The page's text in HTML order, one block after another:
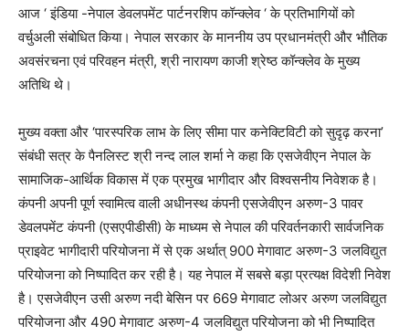
आज ‘ इंडिया -नेपाल डेवलपमेंट पार्टनरशिप कॉन्क्लेव ‘ के प्रतिभागियों को
वर्चुअली संबोधित किया। नेपाल सरकार के माननीय उप प्रधानमंत्री और भौतिक
अवसंरचना एवं परिवहन मंत्री, श्री नारायण काजी श्रेष्ठ कॉन्क्लेव के मुख्य
अतिथि थे।
मुख्‍य वक्ता और ‘पारस्परिक लाभ के लिए सीमा पार कनेक्टिविटी को सुदृढ़ करना’
संबंधी सत्र के पैनलिस्ट श्री नन्‍द लाल शर्मा ने कहा कि एसजेवीएन नेपाल के
सामाजिक-आर्थिक विकास में एक प्रमुख भागीदार और विश्वसनीय निवेशक है।
कंपनी अपनी पूर्ण स्वामित्व वाली अधीनस्‍थ कंपनी एसजेवीएन अरुण-3 पावर
डेवलपमेंट कंपनी (एसएपीडीसी) के माध्यम से नेपाल की परिवर्तनकारी सार्वजनिक
प्राइवेट भागीदारी परियोजना में से एक अर्थात् 900 मेगावाट अरुण-3 जलविद्युत
परियोजना को निष्‍पादित कर रही है। यह नेपाल में सबसे बड़ा प्रत्यक्ष विदेशी निवेश
है। एसजेवीएन उसी अरुण नदी बेसिन पर 669 मेगावाट लोअर अरुण जलविद्युत
परियोजना और 490 मेगावाट अरुण-4 जलविद्युत परियोजना को भी निष्‍पादित